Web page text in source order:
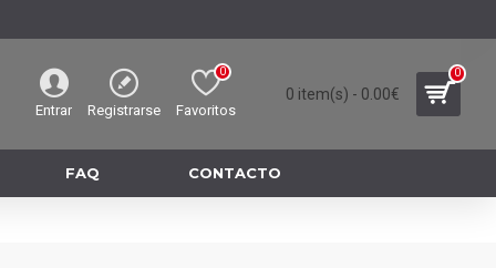
Entrar Registrarse Favoritos
0
0 item(s) - 0.00€
0
FAQ CONTACTO